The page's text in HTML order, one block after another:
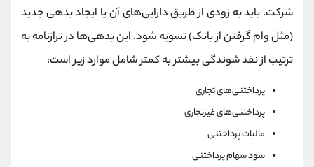
شرکت، باید به زودی از طریق دارایی‌های آن یا ایجاد بدهی جدید
(مثل وام گرفتن از بانک) تسویه شود. این بدهی‌ها در ترازنامه به
ترتیب از نقد شوندگی بیشتر به کمتر شامل موارد زیر است:
پرداختنی‌های تجاری
پرداختنی‌های غیرتجاری
مالیات پرداختنی
سود سهام پرداختنی